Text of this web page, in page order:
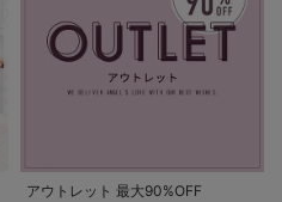
アウトレット 最大90%OFF